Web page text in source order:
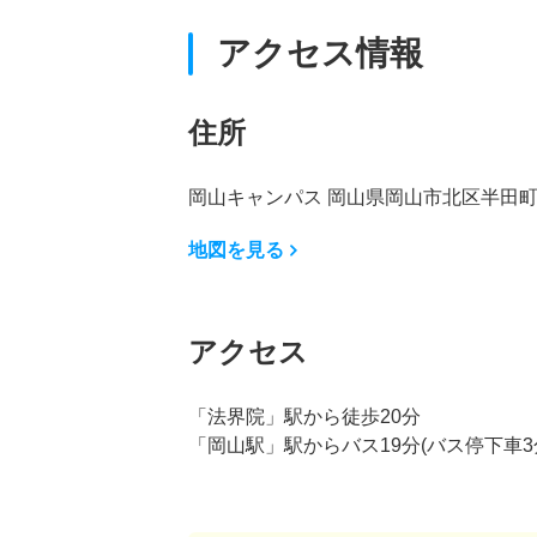
アクセス情報
住所
岡山キャンパス 岡山県岡山市北区半田
地図を見る
アクセス
「法界院」駅から徒歩20分
「岡山駅」駅からバス19分(バス停下車